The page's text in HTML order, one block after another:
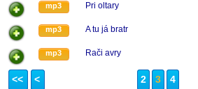
mp3 Pri oltary
mp3 A tu já bratr
mp3 Rači avry
<< < 2 3 4